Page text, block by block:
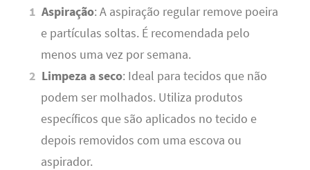
Aspiração: A aspiração regular remove poeira
e partículas soltas. É recomendada pelo
menos uma vez por semana.
Limpeza a seco: Ideal para tecidos que não
podem ser molhados. Utiliza produtos
específicos que são aplicados no tecido e
depois removidos com uma escova ou
aspirador.